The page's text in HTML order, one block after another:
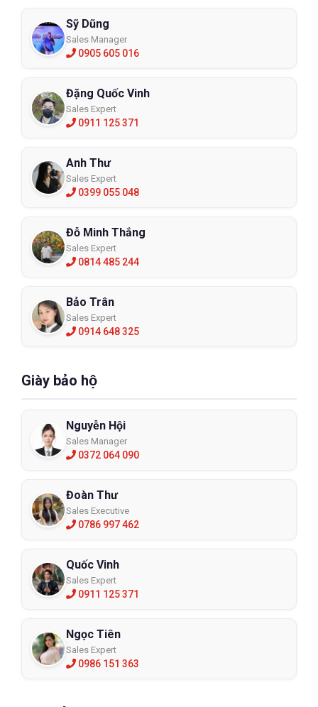
Sỹ Dũng
Sales Manager
0905 605 016
Đặng Quốc Vinh
Sales Expert
0911 125 371
Anh Thư
Sales Expert
0399 055 048
Đỗ Minh Thắng
Sales Expert
0814 485 244
Bảo Trân
Sales Expert
0914 648 325
Giày bảo hộ
Nguyễn Hội
Sales Manager
0372 064 090
Đoàn Thư
Sales Executive
0786 997 462
Quốc Vinh
Sales Expert
0911 125 371
Ngọc Tiên
Sales Expert
0986 151 363